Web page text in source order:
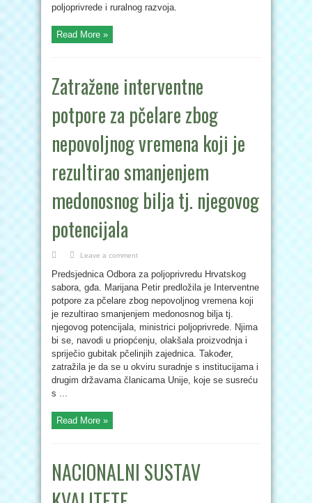
poljoprivrede i ruralnog razvoja.
Read More »
Zatražene interventne
potpore za pčelare zbog
nepovoljnog vremena koji je
rezultirao smanjenjem
medonosnog bilja tj. njegovog
potencijala
Leave a comment
Predsjednica Odbora za poljoprivredu Hrvatskog
sabora, gđa. Marijana Petir predložila je Interventne
potpore za pčelare zbog nepovoljnog vremena koji
je rezultirao smanjenjem medonosnog bilja tj.
njegovog potencijala, ministrici poljoprivrede. Njima
bi se, navodi u priopćenju, olakšala proizvodnja i
spriječio gubitak pčelinjih zajednica. Također,
zatražila je da se u okviru suradnje s institucijama i
drugim državama članicama Unije, koje se susreću
s ...
Read More »
NACIONALNI SUSTAV